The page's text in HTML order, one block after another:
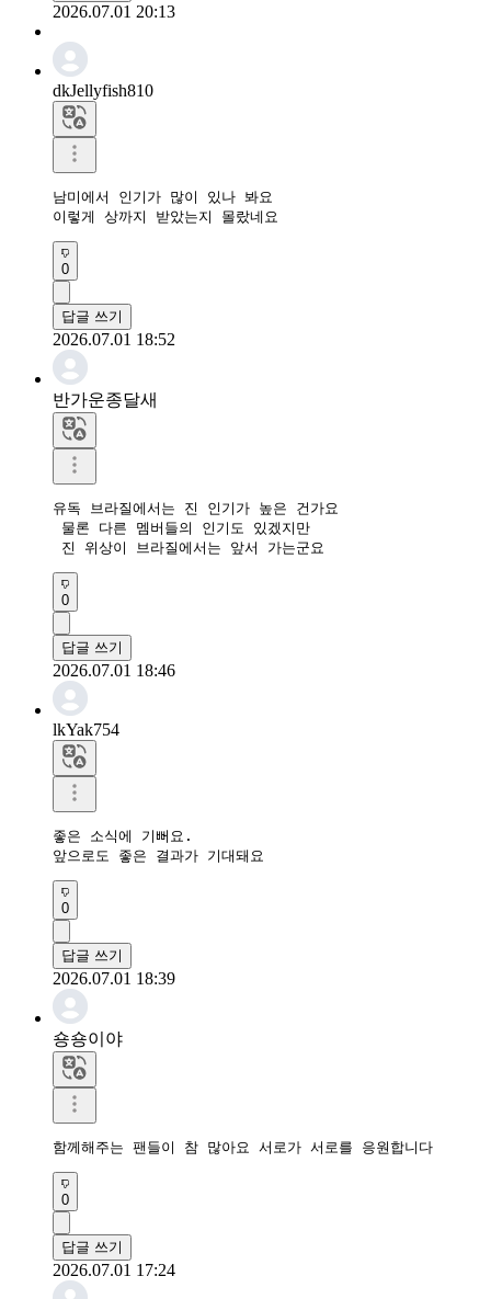
2026.07.01 20:13
dkJellyfish810
남미에서 인기가 많이 있나 봐요
이렇게 상까지 받았는지 몰랐네요
0
답글 쓰기
2026.07.01 18:52
반가운종달새
유독 브라질에서는 진 인기가 높은 건가요
물론 다른 멤버들의 인기도 있겠지만
진 위상이 브라질에서는 앞서 가는군요
0
답글 쓰기
2026.07.01 18:46
lkYak754
좋은 소식에 기뻐요.
앞으로도 좋은 결과가 기대돼요
0
답글 쓰기
2026.07.01 18:39
숑숑이야
0
답글 쓰기
2026.07.01 17:24